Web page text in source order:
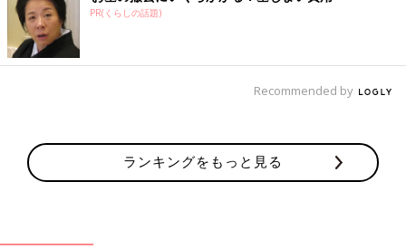
けるだけの収納なので、歯磨き
そうですね。忙しい朝には便利そう！
PR(くらしの話題)
Recommended by
ランキングをもっと見る